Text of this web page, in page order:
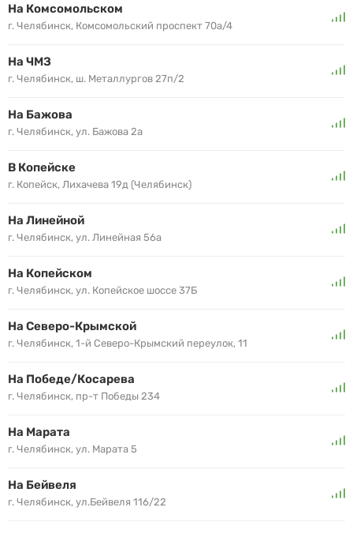
На Комсомольском
г. Челябинск, Комсомольский проспект 70а/4
На ЧМЗ
г. Челябинск, ш. Металлургов 27п/2
На Бажова
г. Челябинск, ул. Бажова 2а
В Копейске
г. Копейск, Лихачева 19д (Челябинск)
На Линейной
г. Челябинск, ул. Линейная 56а
На Копейском
г. Челябинск, ул. Копейское шоссе 37Б
На Северо-Крымской
г. Челябинск, 1-й Северо-Крымский переулок, 11
На Победе/Косарева
г. Челябинск, пр-т Победы 234
На Марата
г. Челябинск, ул. Марата 5
На Бейвеля
г. Челябинск, ул.Бейвеля 116/22